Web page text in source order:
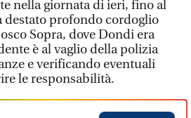
nella giornata di ieri, fino al
destato profondo cordoglio
Sopra, dove Dondi era
è al vaglio della polizia
e verificando eventuali
le responsabilità.